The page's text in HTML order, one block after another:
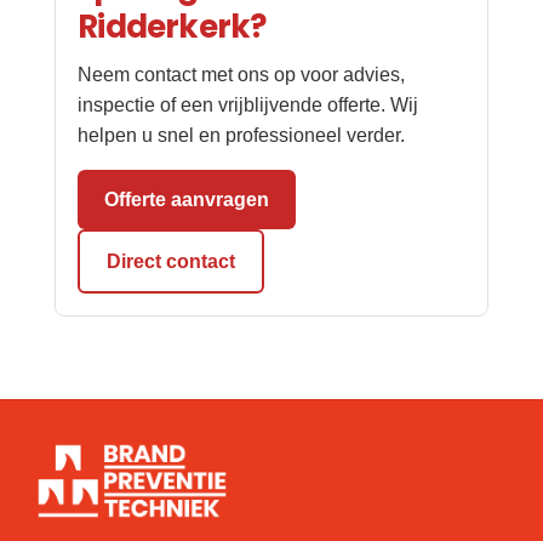
Ridderkerk?
Neem contact met ons op voor advies,
inspectie of een vrijblijvende offerte. Wij
helpen u snel en professioneel verder.
Offerte aanvragen
Direct contact